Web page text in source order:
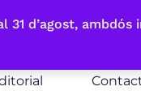
d’agost,